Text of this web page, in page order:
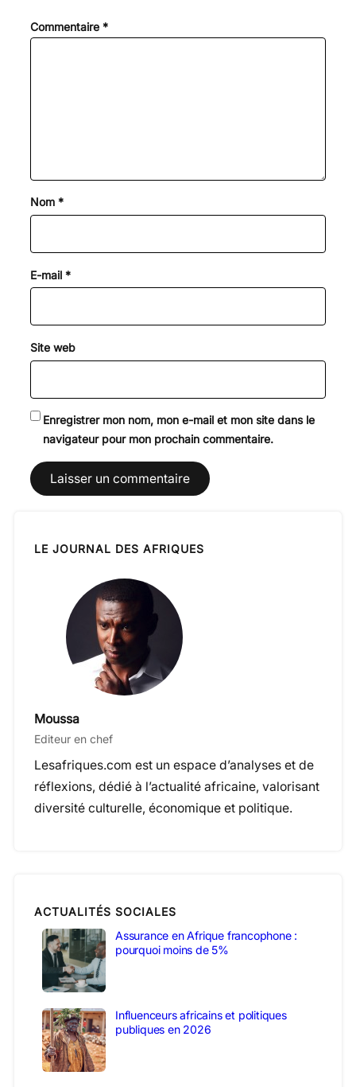
Commentaire *
Nom *
E-mail *
Site web
Enregistrer mon nom, mon e-mail et mon site dans le
navigateur pour mon prochain commentaire.
LE JOURNAL DES AFRIQUES
Moussa
Editeur en chef
Lesafriques.com est un espace d’analyses et de
réflexions, dédié à l’actualité africaine, valorisant
diversité culturelle, économique et politique.
ACTUALITÉS SOCIALES
Assurance en Afrique francophone :
pourquoi moins de 5%
Influenceurs africains et politiques
publiques en 2026